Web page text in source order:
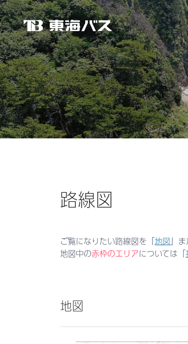
東海バス
路線図
ご覧になりたい路線図を「 地図 」
地図中の赤枠のエリアについては
地図